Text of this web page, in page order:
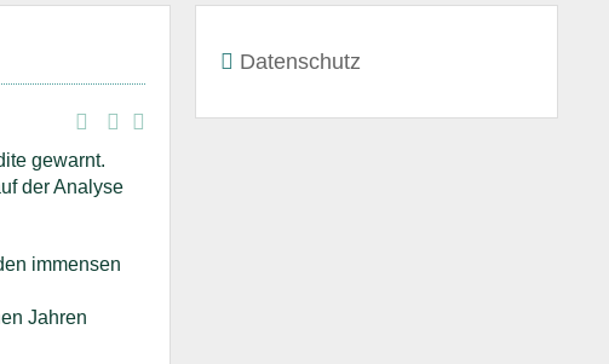
Datenschutz
gewarnt.
der Analyse
immensen
Jahren